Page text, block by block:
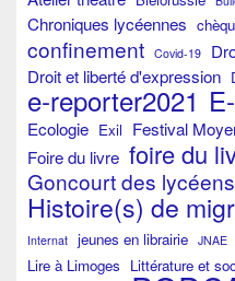
Chroniques lycéennes
confinement Covid-19
Droit et liberté d'expression
e-reporter2021
Ecologie Exil Festival
Foire du livre foire du
Goncourt des lycéens
Histoire(s) de
Internat jeunes en librairie JNAE
Lire à Limoges Littérature et